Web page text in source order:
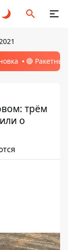
🔴
трём
о